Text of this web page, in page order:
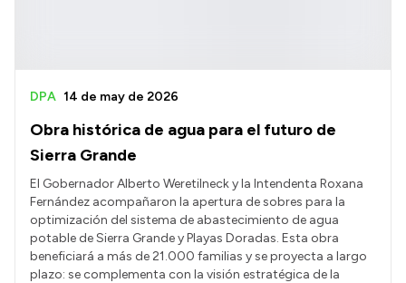
Obra histórica de agua para el futuro de
Sierra Grande
DPA 14 de may de 2026
El Gobernador Alberto Weretilneck y la Intendenta Roxana
Fernández acompañaron la apertura de sobres para la
optimización del sistema de abastecimiento de agua
potable de Sierra Grande y Playas Doradas. Esta obra
beneficiará a más de 21.000 familias y se proyecta a largo
plazo: se complementa con la visión estratégica de la